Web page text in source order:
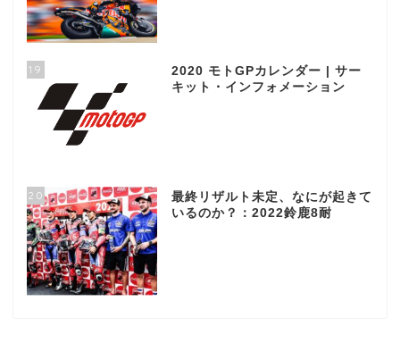
19
2020 モトGPカレンダー | サー
キット・インフォメーション
20
最終リザルト未定、なにが起きて
いるのか？：2022鈴鹿8耐